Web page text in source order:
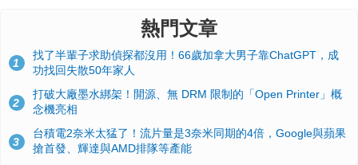
熱門文章
1
找了半輩子求助偵探都沒用！66歲加拿大男子靠ChatGPT，成
功找回失散50年家人
2
打破大廠墨水綁架！開源、無 DRM 限制的「Open Printer」概
念機亮相
3
台積電2奈米太猛了！流片量是3奈米同期的4倍，Google與蘋果
搶首發、輝達與AMD排隊等產能